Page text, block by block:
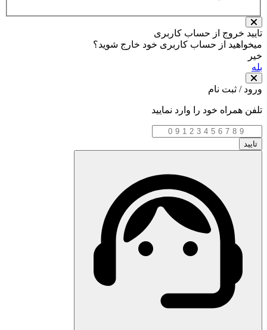
تایید خروج از حساب کاربری
میخواهید از حساب کاربری خود خارج شوید؟
خیر
بله
ورود / ثبت نام
تلفن همراه خود را وارد نمایید
تایید